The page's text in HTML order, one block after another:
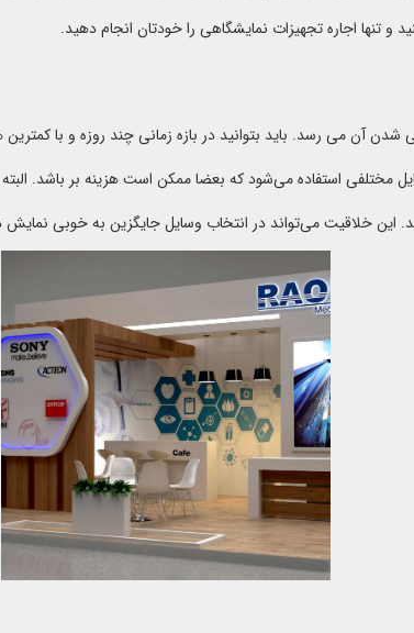
و تنها اجاره تجهیزات نمایشگاهی را خودتان انجام دهید.
آن می رسد. باید بتوانید در بازه زمانی چند روزه و با
مختلفی استفاده می‌شود که بعضا ممکن است هزینه بر باشد.
این خلاقیت می‌تواند در انتخاب وسایل جایگزین به خوبی نمایش